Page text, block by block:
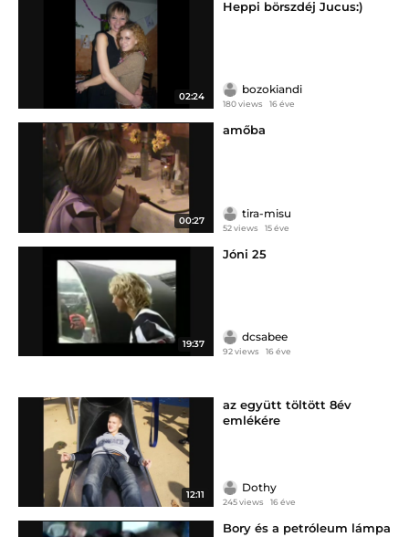
02:24
Heppi börszdéj Jucus:)
bozokiandi
180 views 16 éve
00:27
amőba
tira-misu
52 views 15 éve
19:37
Jóni 25
dcsabee
92 views 16 éve
12:11
az együtt töltött 8év
emlékére
Dothy
245 views 16 éve
Bory és a petróleum lámpa